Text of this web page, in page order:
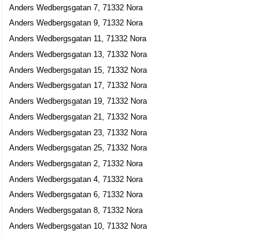
Anders Wedbergsgatan 7, 71332 Nora
Anders Wedbergsgatan 9, 71332 Nora
Anders Wedbergsgatan 11, 71332 Nora
Anders Wedbergsgatan 13, 71332 Nora
Anders Wedbergsgatan 15, 71332 Nora
Anders Wedbergsgatan 17, 71332 Nora
Anders Wedbergsgatan 19, 71332 Nora
Anders Wedbergsgatan 21, 71332 Nora
Anders Wedbergsgatan 23, 71332 Nora
Anders Wedbergsgatan 25, 71332 Nora
Anders Wedbergsgatan 2, 71332 Nora
Anders Wedbergsgatan 4, 71332 Nora
Anders Wedbergsgatan 6, 71332 Nora
Anders Wedbergsgatan 8, 71332 Nora
Anders Wedbergsgatan 10, 71332 Nora